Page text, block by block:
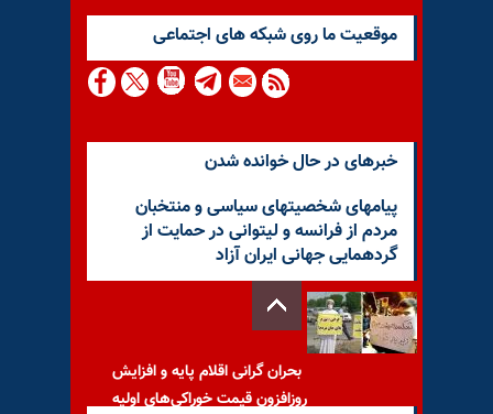
موقعيت ما روى شبكه هاى اجتماعى
خبرهای در حال خوانده شدن
پیامهای شخصیتهای سیاسی و منتخبان
مردم از فرانسه و لیتوانی در حمایت از
گردهمایی جهانی ایران آزاد
بحران گرانی اقلام پایه و افزایش
روزافزون قیمت خوراکی‌های اولیه